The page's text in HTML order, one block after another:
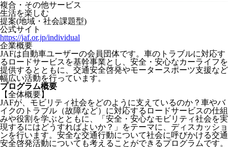
複合・その他サービス
生活を楽しむ
提案(地域・社会課題型)
公式サイト
https://jaf.or.jp/individual
企業概要
JAFは自動車ユーザーの会員団体です。車のトラブルに対応す
るロードサービスを基幹事業とし、安全・安心なカーライフを
提供するとともに、交通安全啓発やモータースポーツ支援など
幅広い活動を行っています。
プログラム概要
【全体概要】
JAFが、モビリティ社会をどのように支えているのか？車やバ
イクのトラブル（故障など）に対応するロードサービスの仕組
みや役割を学ぶとともに、「安全・安心なモビリティ社会を実
現するにはどうすればよいか？」をテーマに、ディスカッショ
ンを行います。安全な交通行動について社会に呼びかける交通
安全啓発活動についても考えることができるプログラムです。